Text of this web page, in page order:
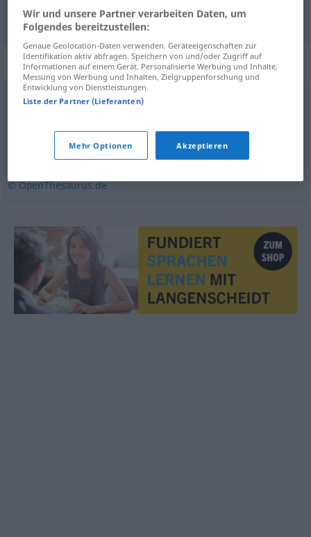
bagatela Bagatelle
Synonyme für "Bagatelle"
Nebensächlichkeit Nebensache
Kleinigkeit,Geringfügigkeit Kleinkram (ugs.),
Kinkerlitzchen (ugs.)
© OpenThesaurus.de
Wir und unsere Partner verarbeiten Daten, um
Folgendes bereitzustellen:
Genaue Geolocation-Daten verwenden. Geräteeigenschaften zur
Identifikation aktiv abfragen. Speichern von und/oder Zugriff auf
Informationen auf einem Gerät. Personalisierte Werbung und Inhalte,
Messung von Werbung und Inhalten, Zielgruppenforschung und
Entwicklung von Dienstleistungen.
Liste der Partner (Lieferanten)
Mehr Optionen Akzeptieren